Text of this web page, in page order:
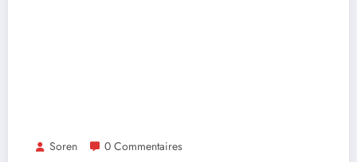
Soren 0 Commentaires